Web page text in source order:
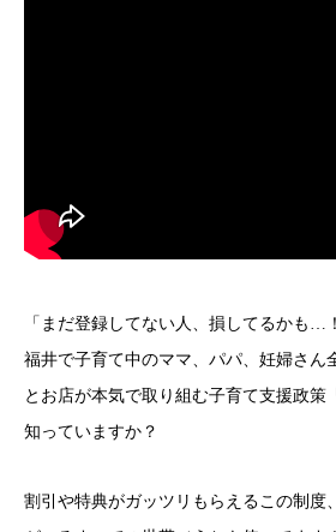
「まだ登録してない人、損してるかも…
福井で子育て中のママ、パパ、妊婦さん
とお店が本気で取り組む子育て支援政策
知っていますか？
割引や特典がガッツリもらえるこの制度